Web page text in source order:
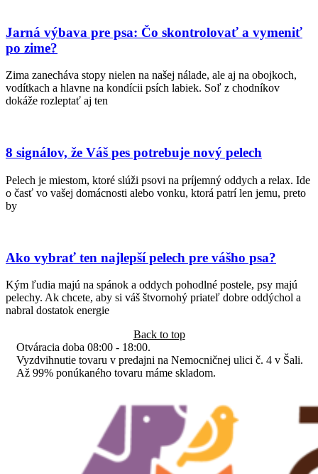
Jarná výbava pre psa: Čo skontrolovať a vymeniť
po zime?
Zima zanecháva stopy nielen na našej nálade, ale aj na obojkoch,
vodítkach a hlavne na kondícii psích labiek. Soľ z chodníkov
dokáže rozleptať aj ten
8 signálov, že Váš pes potrebuje nový pelech
Pelech je miestom, ktoré slúži psovi na príjemný oddych a relax. Ide
o časť vo vašej domácnosti alebo vonku, ktorá patrí len jemu, preto
by
Ako vybrať ten najlepší pelech pre vášho psa?
Kým ľudia majú na spánok a oddych pohodlné postele, psy majú
pelechy. Ak chcete, aby si váš štvornohý priateľ dobre oddýchol a
nabral dostatok energie
Back to top
Otváracia doba 08:00 - 18:00.
Vyzdvihnutie tovaru v predajni na Nemocničnej ulici č. 4 v Šali.
Až 99% ponúkaného tovaru máme skladom.